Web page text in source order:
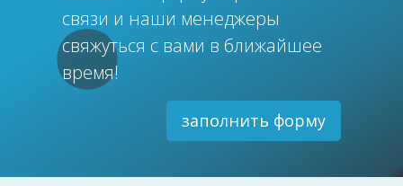
связи и наши менеджеры
свяжуться с вами в ближайшее
время!
заполнить форму